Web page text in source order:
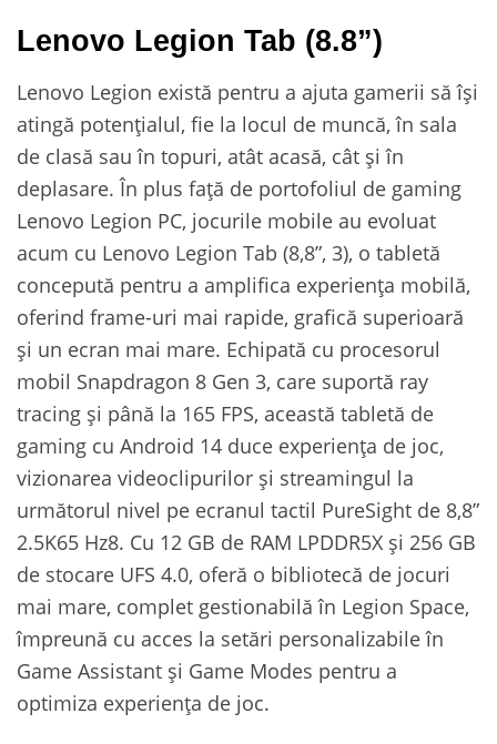
Lenovo Legion Tab (8.8”)
Lenovo Legion există pentru a ajuta gamerii să își
atingă potențialul, fie la locul de muncă, în sala
de clasă sau în topuri, atât acasă, cât și în
deplasare. În plus față de portofoliul de gaming
Lenovo Legion PC, jocurile mobile au evoluat
acum cu Lenovo Legion Tab (8,8”, 3), o tabletă
concepută pentru a amplifica experiența mobilă,
oferind frame-uri mai rapide, grafică superioară
și un ecran mai mare. Echipată cu procesorul
mobil Snapdragon 8 Gen 3, care suportă ray
tracing și până la 165 FPS, această tabletă de
gaming cu Android 14 duce experiența de joc,
vizionarea videoclipurilor și streamingul la
următorul nivel pe ecranul tactil PureSight de 8,8”
2.5K65 Hz8. Cu 12 GB de RAM LPDDR5X și 256 GB
de stocare UFS 4.0, oferă o bibliotecă de jocuri
mai mare, complet gestionabilă în Legion Space,
împreună cu acces la setări personalizabile în
Game Assistant și Game Modes pentru a
optimiza experiența de joc.